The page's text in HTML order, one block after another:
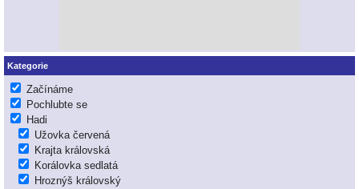
Kategorie
Začínáme
Pochlubte se
Hadi
Užovka červená
Krajta královská
Korálovka sedlatá
Hroznýš královský